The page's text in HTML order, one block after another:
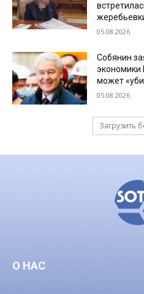
05.08.2026
Собянин
экономики
может
05.08.2026
Загрузить
О НАС